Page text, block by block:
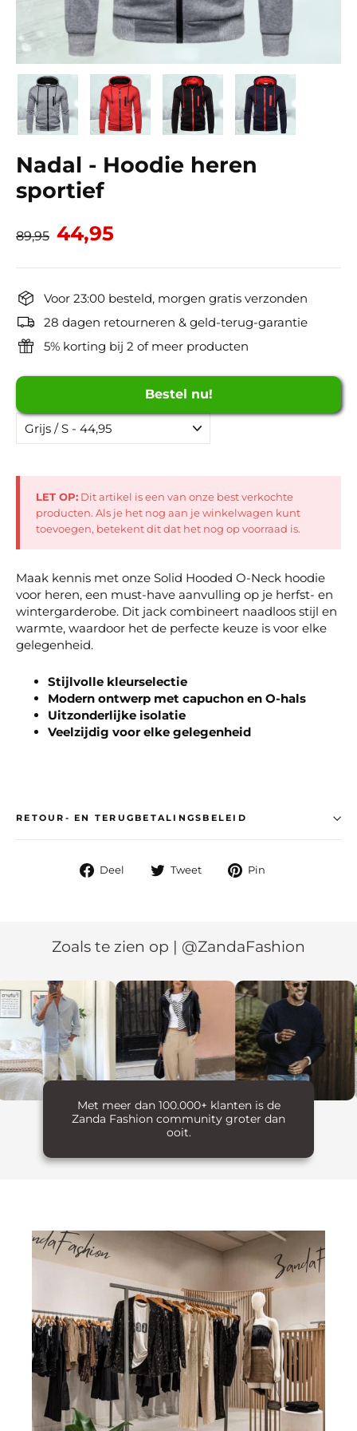
Nadal - Hoodie heren
sportief
Normale
prijs
89,95
Verkoopprijs
44,95
Voor 23:00 besteld, morgen gratis verzonden
28 dagen retourneren & geld-terug-garantie
5% korting bij 2 of meer producten
Bestel nu!
LET OP: Dit artikel is een van onze best verkochte
producten. Als je het nog aan je winkelwagen kunt
toevoegen, betekent dit dat het nog op voorraad is.
Maak kennis met onze Solid Hooded O-Neck hoodie
voor heren, een must-have aanvulling op je herfst- en
wintergarderobe. Dit jack combineert naadloos stijl en
warmte, waardoor het de perfecte keuze is voor elke
gelegenheid.
Stijlvolle kleurselectie
Modern ontwerp met capuchon en O-hals
Uitzonderlijke isolatie
Veelzijdig voor elke gelegenheid
RETOUR- EN TERUGBETALINGSBELEID
Deel
Deel
Tweet
Deel
Pin
Zoals te zien op | @ZandaFashion
Met meer dan 100.000+ klanten is de
Zanda Fashion community groter dan
ooit.